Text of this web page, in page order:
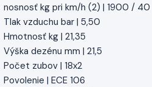
nosnosť kg pri km/h (2) | 1900 / 40
Tlak vzduchu bar | 5,50
Hmotnosť kg | 21,35
Výška dezénu mm | 21,5
Počet zubov | 18x2
Povolenie | ECE 106